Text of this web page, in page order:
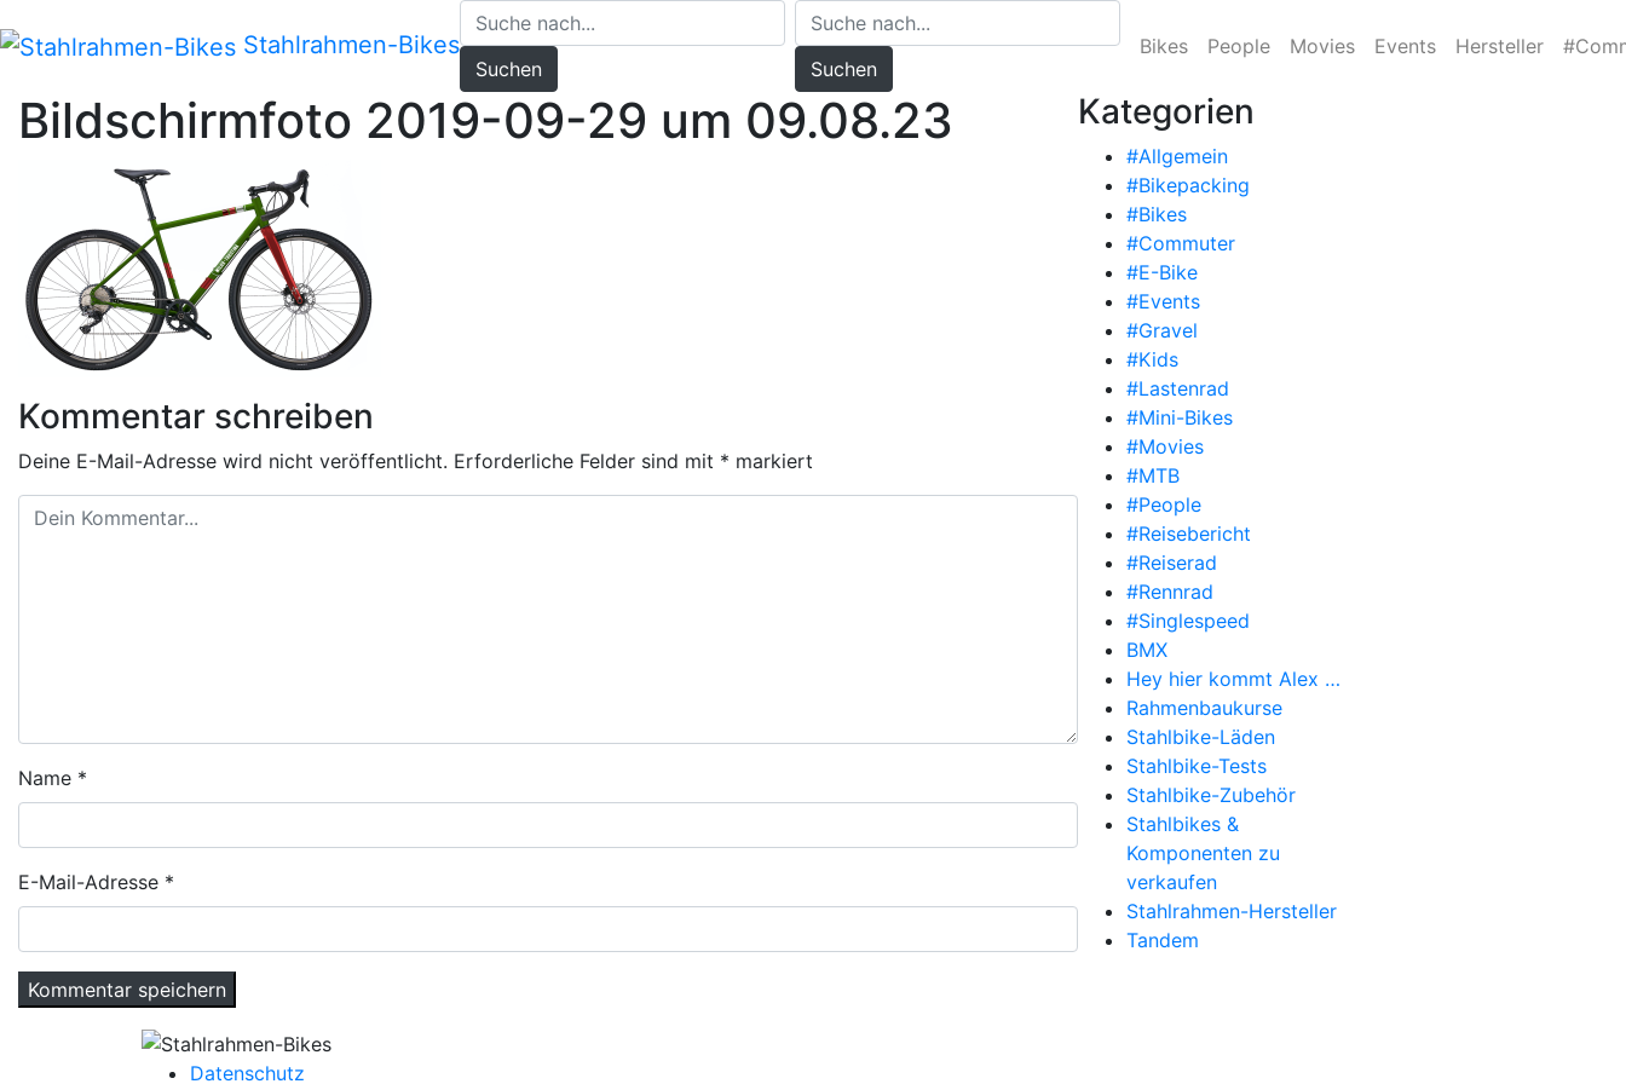
Inhalt
Stahlrahmen-Bikes
Suchen Suchen
Bikes People Movies Events Hersteller
Bildschirmfoto 2019-09-29 um 09.08.23
Kommentar schreiben
Deine E-Mail-Adresse wird nicht veröffentlicht. Erforderliche Felder sind mit * markiert
Name *
E-Mail-Adresse *
Kategorien
#Allgemein
#Bikepacking
#Bikes
#Commuter
#E-Bike
#Events
#Gravel
#Kids
#Lastenrad
#Mini-Bikes
#Movies
#MTB
#People
#Reisebericht
#Reiserad
#Rennrad
#Singlespeed
BMX
Hey hier kommt Alex …
Rahmenbaukurse
Stahlbike-Läden
Stahlbike-Tests
Stahlbike-Zubehör
Stahlbikes &
Komponenten zu
verkaufen
Stahlrahmen-Hersteller
Tandem
Datenschutz